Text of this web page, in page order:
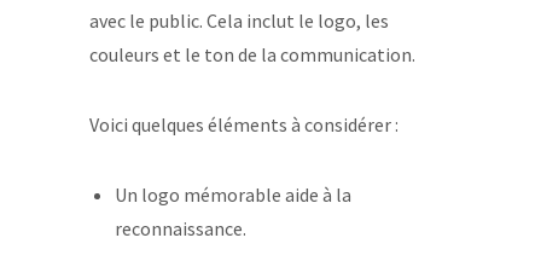
avec le public. Cela inclut le logo, les
couleurs et le ton de la communication.
Voici quelques éléments à considérer :
Un logo mémorable aide à la
reconnaissance.